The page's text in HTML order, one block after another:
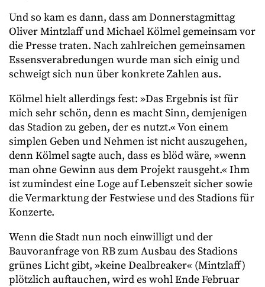
Und so kam es dann, dass am Donnerstagmittag
Oliver Mintzlaff und Michael Kölmel gemeinsam vor
die Presse traten. Nach zahlreichen gemeinsamen
Essensverabredungen wurde man sich einig und
schweigt sich nun über konkrete Zahlen aus.
Kölmel hielt allerdings fest: »Das Ergebnis ist für
mich sehr schön, denn es macht Sinn, demjenigen
das Stadion zu geben, der es nutzt.« Von einem
simplen Geben und Nehmen ist nicht auszugehen,
denn Kölmel sagte auch, dass es blöd wäre, »wenn
man ohne Gewinn aus dem Projekt rausgeht.« Ihm
ist zumindest eine Loge auf Lebenszeit sicher sowie
die Vermarktung der Festwiese und des Stadions für
Konzerte.
Wenn die Stadt nun noch einwilligt und der
Bauvoranfrage von RB zum Ausbau des Stadions
grünes Licht gibt, »keine Dealbreaker« (Mintzlaff)
plötzlich auftauchen, wird es wohl Ende Februar